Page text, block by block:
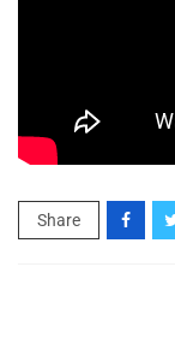
Share